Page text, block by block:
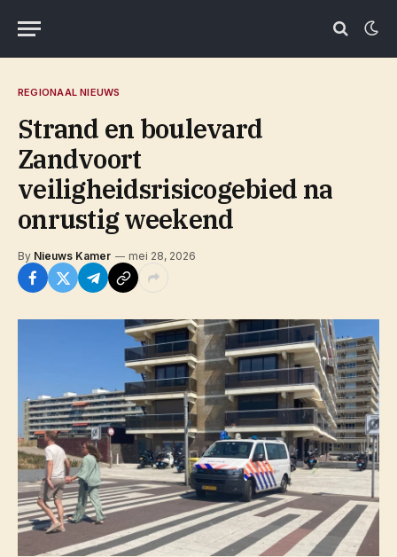
REGIONAAL NIEUWS
Strand en boulevard
Zandvoort
veiligheidsrisicogebied na
onrustig weekend
By Nieuws Kamer mei 28, 2026